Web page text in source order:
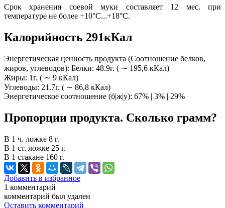
Срок хранения соевой муки составляет 12 мес. при
температуре не более +10°C...+18°C.
Калорийность 291кКал
Энергетическая ценность продукта (Соотношение белков,
жиров, углеводов): Белки: 48.9г. ( ∼ 195,6 кКал)
Жиры: 1г. ( ∼ 9 кКал)
Углеводы: 21.7г. ( ∼ 86,8 кКал)
Энергетическое соотношение (б|ж|у): 67% | 3% | 29%
Пропорции продукта. Сколько грамм?
В 1 ч. ложке 8 г.
В 1 ст. ложке 25 г.
В 1 стакане 160 г.
Добавить в избранное
1 комментарий
комментарий был удален
Оставить комментарий